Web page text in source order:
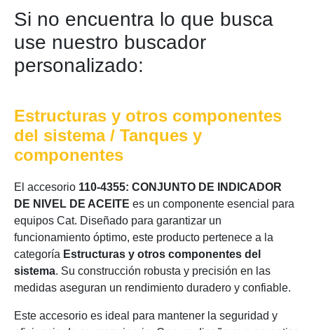
Si no encuentra lo que busca
use nuestro buscador
personalizado:
Estructuras y otros componentes
del sistema / Tanques y
componentes
El accesorio 110-4355: CONJUNTO DE INDICADOR
DE NIVEL DE ACEITE es un componente esencial para
equipos Cat. Diseñado para garantizar un
funcionamiento óptimo, este producto pertenece a la
categoría Estructuras y otros componentes del
sistema. Su construcción robusta y precisión en las
medidas aseguran un rendimiento duradero y confiable.
Este accesorio es ideal para mantener la seguridad y